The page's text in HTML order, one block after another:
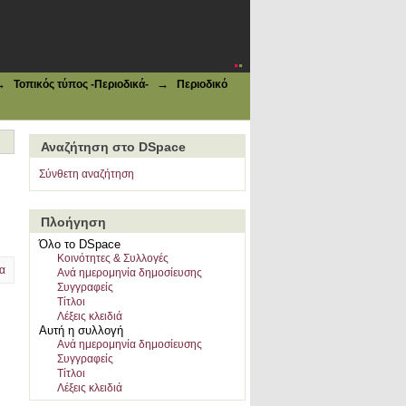
Τοπικός τύπος -Περιοδικά- →
Περιοδικό
Αναζήτηση στο DSpace
Σύνθετη αναζήτηση
Πλοήγηση
Όλο το DSpace
Κοινότητες & Συλλογές
Ανά ημερομηνία δημοσίευσης
Συγγραφείς
Τίτλοι
Λέξεις κλειδιά
Αυτή η συλλογή
Ανά ημερομηνία δημοσίευσης
Συγγραφείς
Τίτλοι
Λέξεις κλειδιά